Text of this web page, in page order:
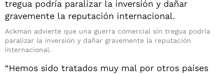
Ackman advierte que una guerra comercial sin tregua podría
paralizar la inversión y dañar gravemente la reputación
internacional.
“Hemos sido tratados muy mal por otros países